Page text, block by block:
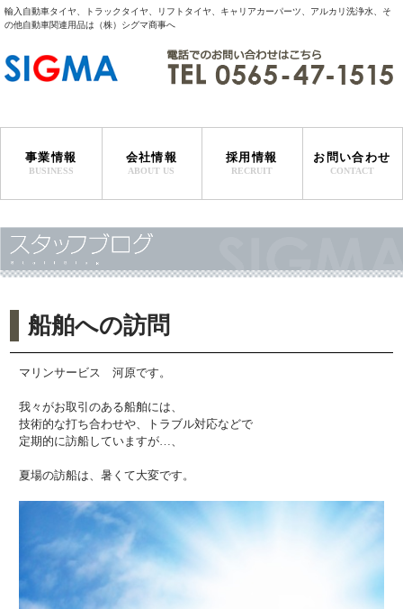
輸入自動車タイヤ、トラックタイヤ、リフトタイヤ、キャリアカーパーツ、アルカリ洗浄水、そ
の他自動車関連用品は（株）シグマ商事へ
事業情報
BUSINESS
会社情報
ABOUT US
採用情報
RECRUIT
お問い合わせ
CONTACT
船舶への訪問
マリンサービス 河原です。
我々がお取引のある船舶には、
技術的な打ち合わせや、トラブル対応などで
定期的に訪船していますが…、
夏場の訪船は、暑くて大変です。